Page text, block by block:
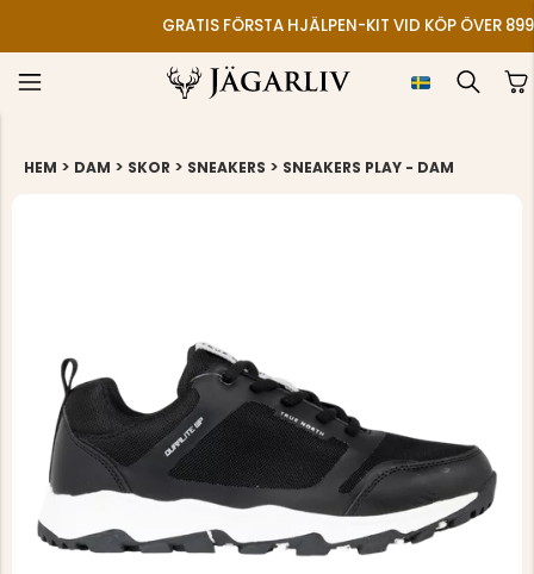
GRATIS FÖRSTA HJÄLPEN-KIT VID KÖP ÖVER
HEM > DAM > SKOR > SNEAKERS > SNEAKERS PLAY - DAM